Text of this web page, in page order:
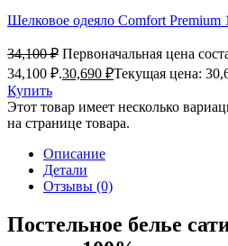
Шелковое одеяло Comfort Premium
34,100₽ Первоначальная цена
34,100 ₽.30,690 ₽Текущая цена:
Купить
Этот товар имеет несколько
на странице товара.
Описание
Детали
Отзывы (0)
Постельное белье